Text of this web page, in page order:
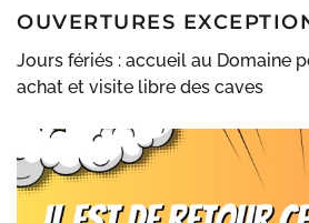
OUVERTURES
Jours fériés : accueil au Domaine
achat et visite libre des caves